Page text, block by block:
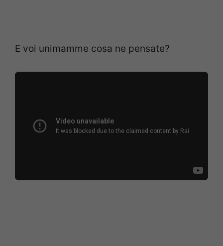
E voi unimamme cosa ne pensate?